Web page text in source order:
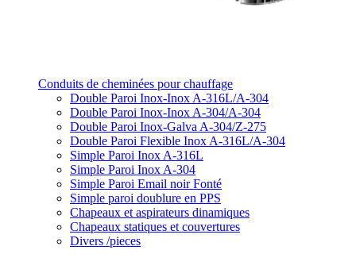
Conduits de cheminées pour chauffage
Double Paroi Inox-Inox A-316L/A-304
Double Paroi Inox-Inox A-304/A-304
Double Paroi Inox-Galva A-304/Z-275
Double Paroi Flexible Inox A-316L/A-304
Simple Paroi Inox A-316L
Simple Paroi Inox A-304
Simple Paroi Email noir Fonté
Simple paroi doublure en PPS
Chapeaux et aspirateurs dinamiques
Chapeaux statiques et couvertures
Divers /pieces